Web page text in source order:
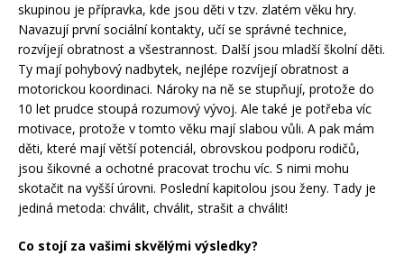
skupinou je přípravka, kde jsou děti v tzv. zlatém věku hry.
Navazují první sociální kontakty, učí se správné technice,
rozvíjejí obratnost a všestrannost. Další jsou mladší školní děti.
Ty mají pohybový nadbytek, nejlépe rozvíjejí obratnost a
motorickou koordinaci. Nároky na ně se stupňují, protože do
10 let prudce stoupá rozumový vývoj. Ale také je potřeba víc
motivace, protože v tomto věku mají slabou vůli. A pak mám
děti, které mají větší potenciál, obrovskou podporu rodičů,
jsou šikovné a ochotné pracovat trochu víc. S nimi mohu
skotačit na vyšší úrovni. Poslední kapitolou jsou ženy. Tady je
jediná metoda: chválit, chválit, strašit a chválit!
Co stojí za vašimi skvělými výsledky?